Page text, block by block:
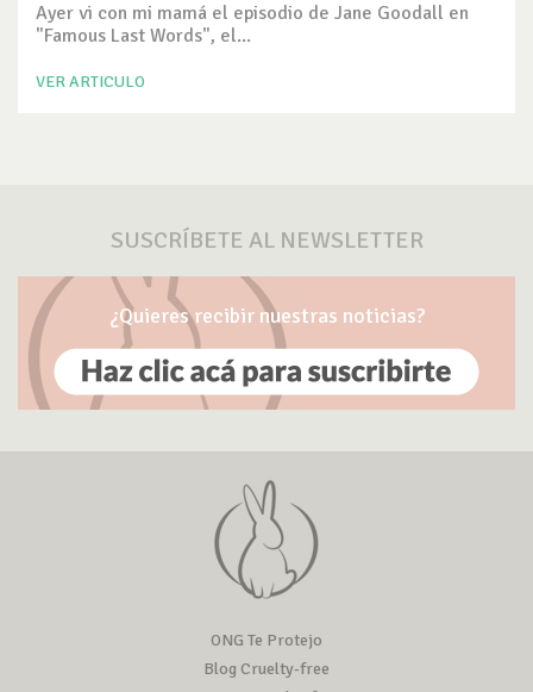
Ayer vi con mi mamá el episodio de Jane Goodall en
"Famous Last Words", el...
VER ARTICULO
SUSCRÍBETE AL NEWSLETTER
¿Quieres recibir nuestras noticias?
ONG Te Protejo
Blog Cruelty-free